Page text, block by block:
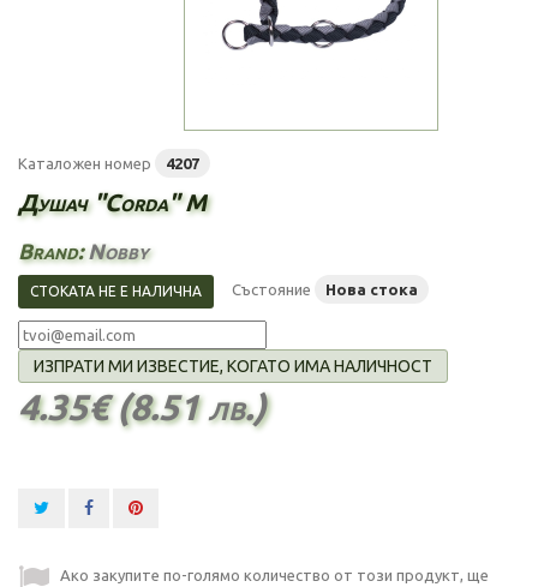
Каталожен номер 4207
Душач "Corda" M
Brand:Nobby
СТОКАТА НЕ Е НАЛИЧНА Състояние Нова стока
ИЗПРАТИ МИ ИЗВЕСТИЕ, КОГАТО ИМА НАЛИЧНОСТ
4.35€ (8.51 лв.)
Ако закупите по-голямо количество от този продукт, ще